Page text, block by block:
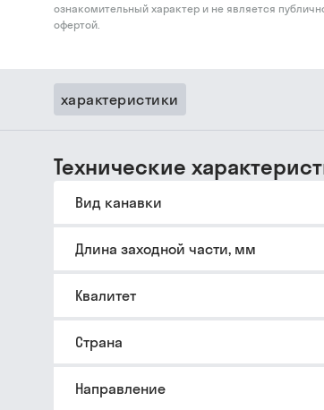
ознакомительный характер и не является
офертой.
характеристики
Технические
Вид канавки
Длина заходной части, мм
Квалитет
Страна
Направление